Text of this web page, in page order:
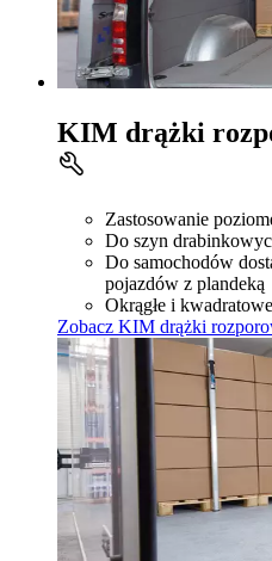
KIM drążki
Zastosowanie
Do szyn
Do samochodów
pojazdów z plandeką
Okrągłe i
Zobacz KIM drążki